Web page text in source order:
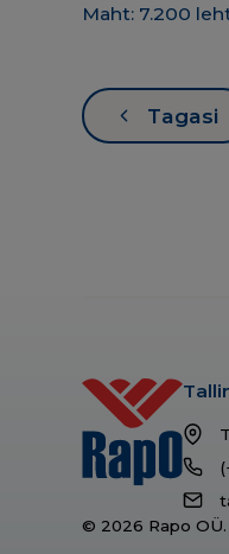
Maht: 7.200
Tagasi
© 2026 Rapo